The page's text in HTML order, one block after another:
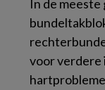
In de
voor verdere